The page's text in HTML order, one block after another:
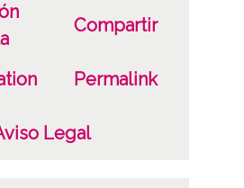
Compartir
Permalink
Legal